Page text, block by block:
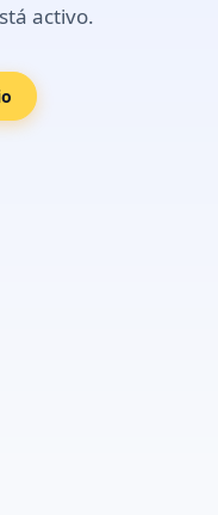
activo.